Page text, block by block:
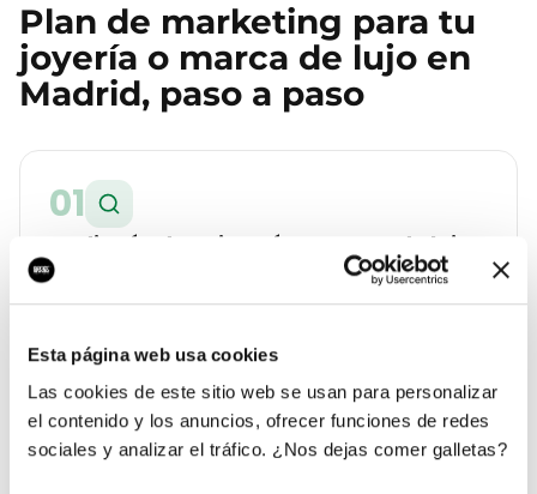
Esta página web usa cookies
Las cookies de este sitio web se usan para personalizar
el contenido y los anuncios, ofrecer funciones de redes
sociales y analizar el tráfico. ¿Nos dejas comer galletas?
Plan de marketing para tu
joyería o marca de lujo en
Madrid, paso a paso
01
Auditoría de tu joyería o marca de lujo
en Madrid
reseñas y la competencia real que tienes en
Salamanca. Te entregamos un diagnóstico con lo
que cuesta cada lead hoy y a cuánto debería estar.